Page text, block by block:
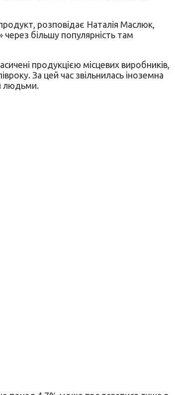
розповідає Наталія Маслюк,
через більшу популярність там
продукцією місцевих виробників,
За цей час звільнилась іноземна
людьми.